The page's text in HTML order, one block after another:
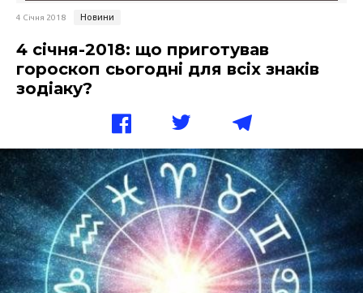
4 Січня 2018 Новини
4 січня-2018: що приготував
гороскоп сьогодні для всіх знаків
зодіаку?